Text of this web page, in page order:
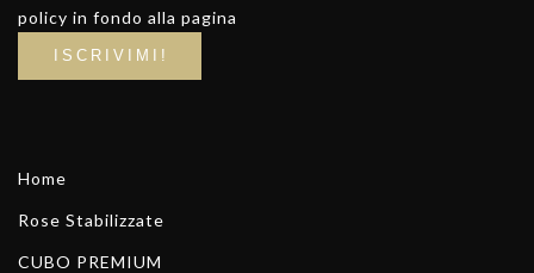
policy in fondo alla pagina
Home
Rose Stabilizzate
CUBO PREMIUM